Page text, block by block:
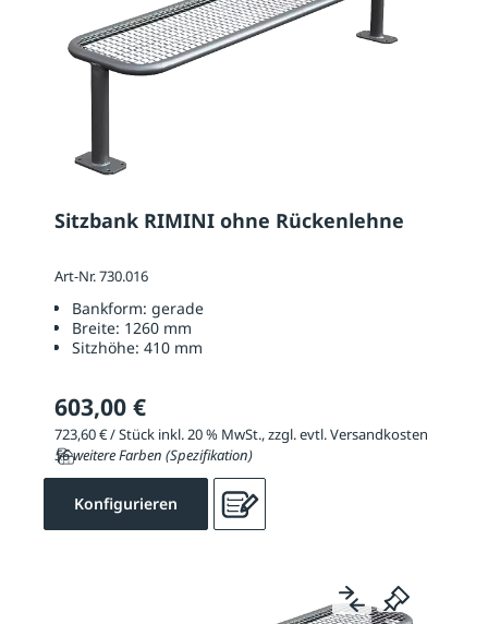
Sitzbank RIMINI ohne Rückenlehne
Art-Nr. 730.016
Bankform: gerade
Breite: 1260 mm
Sitzhöhe: 410 mm
603,00 €
723,60 € / Stück inkl. 20 % MwSt., zzgl. evtl. Versandkosten
56 weitere Farben (Spezifikation)
Konfigurieren